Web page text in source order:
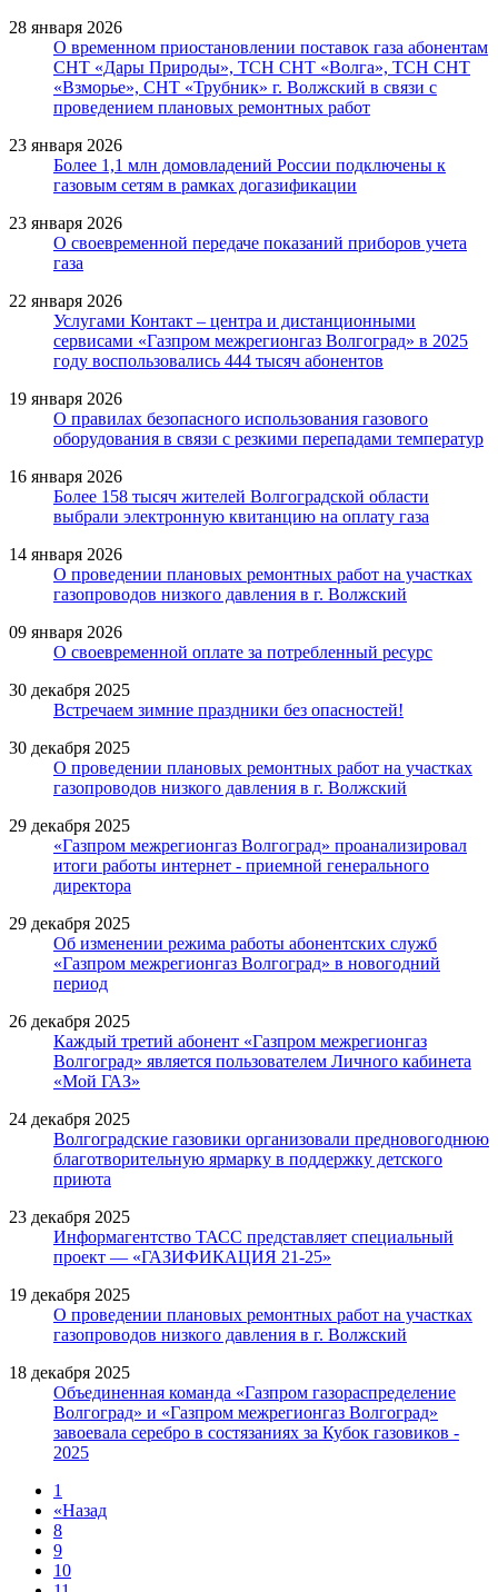
28 января 2026
О временном приостановлении поставок газа абонентам
СНТ «Дары Природы», ТСН СНТ «Волга», ТСН СНТ
«Взморье», СНТ «Трубник» г. Волжский в связи с
проведением плановых ремонтных работ
23 января 2026
Более 1,1 млн домовладений России подключены к
газовым сетям в рамках догазификации
23 января 2026
О своевременной передаче показаний приборов учета
газа
22 января 2026
Услугами Контакт – центра и дистанционными
сервисами «Газпром межрегионгаз Волгоград» в 2025
году воспользовались 444 тысяч абонентов
19 января 2026
О правилах безопасного использования газового
оборудования в связи с резкими перепадами температур
16 января 2026
Более 158 тысяч жителей Волгоградской области
выбрали электронную квитанцию на оплату газа
14 января 2026
О проведении плановых ремонтных работ на участках
газопроводов низкого давления в г. Волжский
09 января 2026
О своевременной оплате за потребленный ресурс
30 декабря 2025
Встречаем зимние праздники без опасностей!
30 декабря 2025
О проведении плановых ремонтных работ на участках
газопроводов низкого давления в г. Волжский
29 декабря 2025
«Газпром межрегионгаз Волгоград» проанализировал
итоги работы интернет - приемной генерального
директора
29 декабря 2025
Об изменении режима работы абонентских служб
«Газпром межрегионгаз Волгоград» в новогодний
период
26 декабря 2025
Каждый третий абонент «Газпром межрегионгаз
Волгоград» является пользователем Личного кабинета
«Мой ГАЗ»
24 декабря 2025
Волгоградские газовики организовали предновогоднюю
благотворительную ярмарку в поддержку детского
приюта
23 декабря 2025
Информагентство ТАСС представляет специальный
проект — «ГАЗИФИКАЦИЯ 21-25»
19 декабря 2025
О проведении плановых ремонтных работ на участках
газопроводов низкого давления в г. Волжский
18 декабря 2025
Объединенная команда «Газпром газораспределение
Волгоград» и «Газпром межрегионгаз Волгоград»
завоевала серебро в состязаниях за Кубок газовиков -
2025
1
«Назад
8
9
10